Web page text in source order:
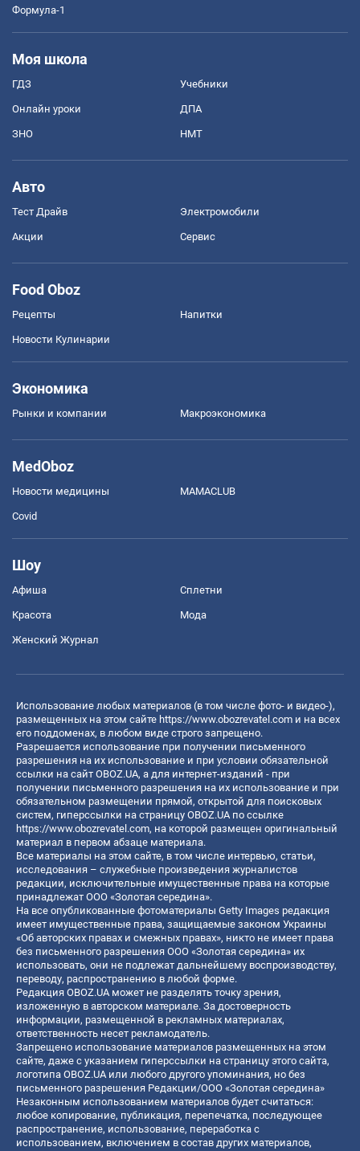
Формула-1
Моя школа
ГДЗ Учебники
Онлайн уроки ДПА
ЗНО НМТ
Авто
Тест Драйв Электромобили
Акции Сервис
Food Oboz
Рецепты Напитки
Новости Кулинарии
Экономика
Рынки и компании Mакроэкономика
MedOboz
Новости медицины MAMACLUB
Covid
Шоу
Афиша Сплетни
Красота Мода
Женский Журнал
Использование любых материалов (в том числе фото- и видео-),
размещенных на этом сайте https://www.obozrevatel.com и на всех
его поддоменах, в любом виде строго запрещено.
Разрешается использование при получении письменного
разрешения на их использование и при условии обязательной
ссылки на сайт OBOZ.UA, а для интернет-изданий - при
получении письменного разрешения на их использование и при
обязательном размещении прямой, открытой для поисковых
систем, гиперссылки на страницу OBOZ.UA по ссылке
https://www.obozrevatel.com, на которой размещен оригинальный
материал в первом абзаце материала.
Все материалы на этом сайте, в том числе интервью, статьи,
исследования – служебные произведения журналистов
редакции, исключительные имущественные права на которые
принадлежат ООО «Золотая середина».
На все опубликованные фотоматериалы Getty Images редакция
имеет имущественные права, защищаемые законом Украины
«Об авторских правах и смежных правах», никто не имеет права
без письменного разрешения ООО «Золотая середина» их
использовать, они не подлежат дальнейшему воспроизводству,
переводу, распространению в любой форме.
Редакция OBOZ.UA может не разделять точку зрения,
изложенную в авторском материале. За достоверность
информации, размещенной в рекламных материалах,
ответственность несет рекламодатель.
Запрещено использование материалов размещенных на этом
сайте, даже с указанием гиперссылки на страницу этого сайта,
логотипа OBOZ.UA или любого другого упоминания, но без
письменного разрешения Редакции/ООО «Золотая середина»
Незаконным использованием материалов будет считаться:
любое копирование, публикация, перепечатка, последующее
распространение, использование, переработка с
использованием, включением в состав других материалов,